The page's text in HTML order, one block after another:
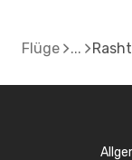
Flüge Rasht